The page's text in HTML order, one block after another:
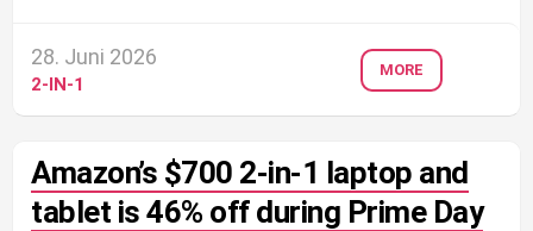
28. Juni 2026
2-IN-1
MORE
Amazon’s $700 2-in-1 laptop and
tablet is 46% off during Prime Day